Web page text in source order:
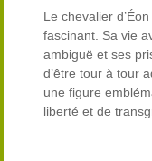
Le chevalier
fascinant. Sa vie
ambiguë et ses
d’être tour à tour
une figure
liberté et de